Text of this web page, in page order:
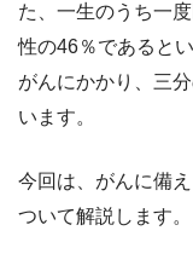
た、一生のうち一
性の46％であると
がんにかかり、三
います。
今回は、がんに備
ついて解説します。